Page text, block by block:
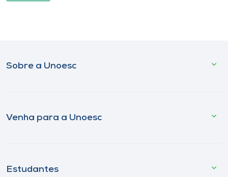
Sobre a Unoesc
Venha para a Unoesc
Estudantes